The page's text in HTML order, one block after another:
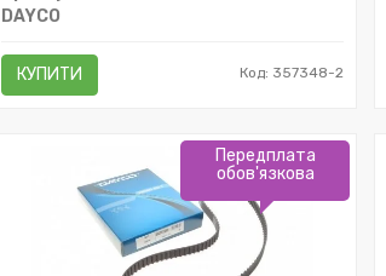
DAYCO
КУПИТИ Код: 357348-2
Передплата
обов'язкова